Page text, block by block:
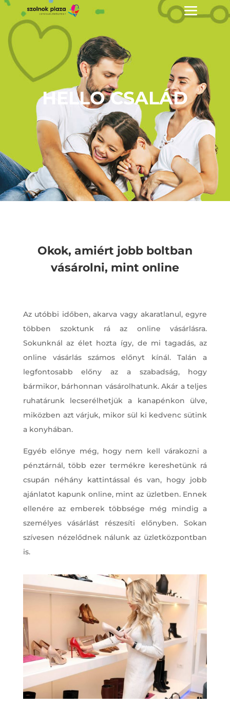
HELLO CSALÁD
Okok, amiért jobb boltban
vásárolni, mint online
Az utóbbi időben, akarva vagy akaratlanul, egyre
többen szoktunk rá az online vásárlásra.
Sokunknál az élet hozta így, de mi tagadás, az
online vásárlás számos előnyt kínál. Talán a
legfontosabb előny az a szabadság, hogy
bármikor, bárhonnan vásárolhatunk. Akár a teljes
ruhatárunk lecserélhetjük a kanapénkon ülve,
miközben azt várjuk, mikor sül ki kedvenc sütink
a konyhában.
Egyéb előnye még, hogy nem kell várakozni a
pénztárnál, több ezer termékre kereshetünk rá
csupán néhány kattintással és van, hogy jobb
ajánlatot kapunk online, mint az üzletben. Ennek
ellenére az emberek többsége még mindig a
személyes vásárlást részesíti előnyben. Sokan
szívesen nézelődnek nálunk az üzletközpontban
is.